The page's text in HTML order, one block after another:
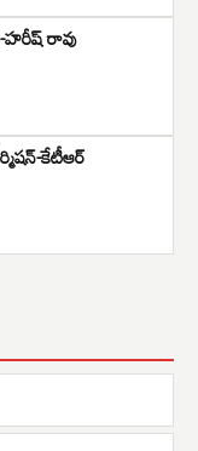
హరీష్ రావు
కేటీఆర్